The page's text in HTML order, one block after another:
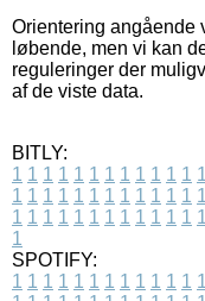
Orientering angående
løbende, men vi kan
reguleringer der
af de viste data.
BITLY:
1 1 1 1 1 1 1 1 1 1 1 1 1
1 1 1 1 1 1 1 1 1 1 1 1 1
1 1 1 1 1 1 1 1 1 1 1 1 1
1
SPOTIFY:
1 1 1 1 1 1 1 1 1 1 1 1 1